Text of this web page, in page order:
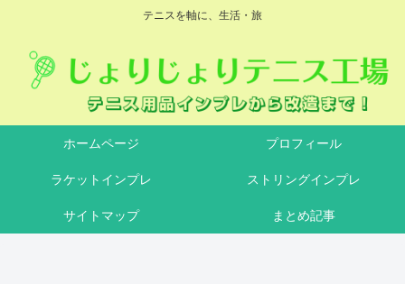
テニスを軸に、生活・旅
ホームページ プロフィール
ラケットインプレ ストリングインプレ
サイトマップ まとめ記事